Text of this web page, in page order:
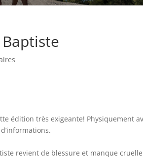
édition très exigeante! Physiquement
revient de blessure et manque